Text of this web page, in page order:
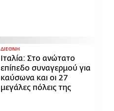
ΔΙΕΘΝΗ
Ιταλία: Στο ανώτατο
επίπεδο συναγερμού για
καύσωνα και οι 27
μεγάλες πόλεις της